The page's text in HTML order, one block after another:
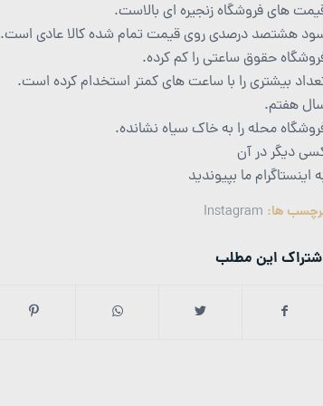
های فروشگاه زنجیره ای بالاست.
هشتصد درصدی روی قیمت تمام شده کالا عادی است.
حقوق ساعتی را کم کرده.
بیشتری را با ساعت های کمتر استخدام کرده است.
هفتم.
محله را به خاک سیاه نشانده.
دیگر در آن
اینستاگرام ما بپیوندید
ها: Instagram
این مطلب